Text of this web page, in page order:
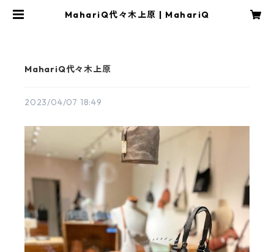
MahariQ代々木上原 | MahariQ
MahariQ代々木上原
2023/04/07 18:49